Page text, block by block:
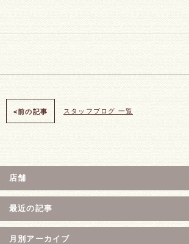
<前の記事 スタッフブログ 一覧
店舗
最近の記事
月別アーカイブ